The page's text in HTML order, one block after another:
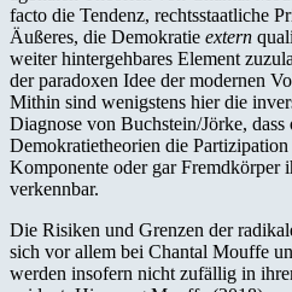
facto die Tendenz, rechtsstaatliche
Äußeres, die Demokratie extern
weiter hintergehbares Element
der paradoxen Idee der modernen
Mithin sind wenigstens hier die
Diagnose von Buchstein/Jörke, dass
Demokratietheorien die
Komponente oder gar Fremdkörper
verkennbar.
Die Risiken und Grenzen der
sich vor allem bei Chantal Mouffe
werden insofern nicht zufällig in